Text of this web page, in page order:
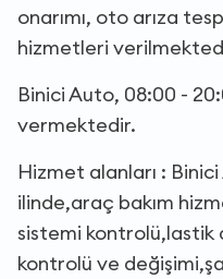
onarımı, oto arıza
hizmetleri
Binici Auto, 08:00 -
vermektedir.
Hizmet alanları :
ilinde,araç bakım
sistemi kontrolü,lastik
kontrolü ve